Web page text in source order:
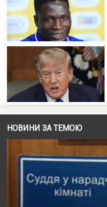
НОВИНИ ЗА ТЕМОЮ